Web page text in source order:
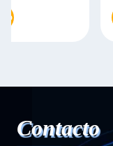
Contacto